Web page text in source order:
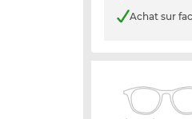
Achat sur